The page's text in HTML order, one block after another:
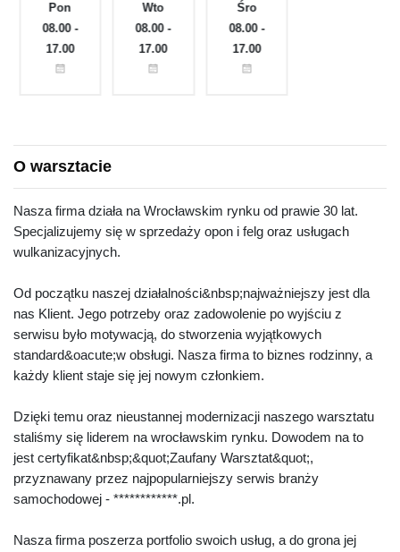
Pon
08.00 -
17.00
Wto
08.00 -
17.00
Śro
08.00 -
17.00
O warsztacie
Nasza firma działa na Wrocławskim rynku od prawie 30 lat.
Specjalizujemy się w sprzedaży opon i felg oraz usługach
wulkanizacyjnych.
Od początku naszej działalności&nbsp;najważniejszy jest dla
nas Klient. Jego potrzeby oraz zadowolenie po wyjściu z
serwisu było motywacją, do stworzenia wyjątkowych
standard&oacute;w obsługi. Nasza firma to biznes rodzinny, a
każdy klient staje się jej nowym członkiem.
Dzięki temu oraz nieustannej modernizacji naszego warsztatu
staliśmy się liderem na wrocławskim rynku. Dowodem na to
jest certyfikat&nbsp;&quot;Zaufany Warsztat&quot;,
przyznawany przez najpopularniejszy serwis branży
samochodowej - ************.pl.
Nasza firma poszerza portfolio swoich usług, a do grona jej